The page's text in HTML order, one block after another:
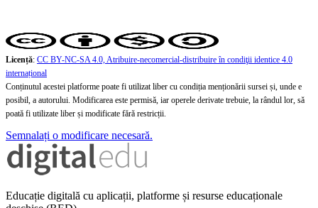
Licență: CC BY-NC-SA 4.0, Atribuire-necomercial-distribuire în condiţii identice 4.0
internațional
Conținutul acestei platforme poate fi utilizat liber cu condiția menționării sursei și, unde e
posibil, a autorului. Modificarea este permisă, iar operele derivate trebuie, la rândul lor, să
poată fi utilizate liber și modificate fără restricții.
Semnalați o modificare necesară.
Educație digitală cu aplicații, platforme și resurse educaționale